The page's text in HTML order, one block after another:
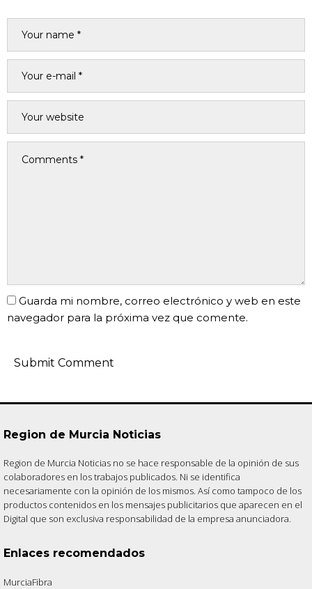
Guarda mi nombre, correo electrónico y web en este
navegador para la próxima vez que comente.
Region de Murcia Noticias
Region de Murcia Noticias no se hace responsable de la opinión de sus
colaboradores en los trabajos publicados. Ni se identifica
necesariamente con la opinión de los mismos. Así como tampoco de los
productos contenidos en los mensajes publicitarios que aparecen en el
Digital que son exclusiva responsabilidad de la empresa anunciadora.
Enlaces recomendados
MurciaFibra